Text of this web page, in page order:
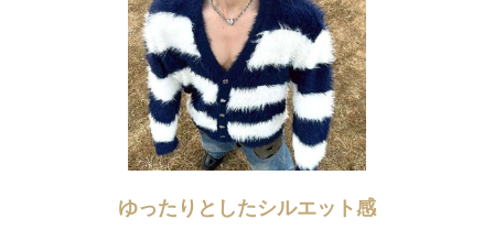
ゆったりとしたシルエット感